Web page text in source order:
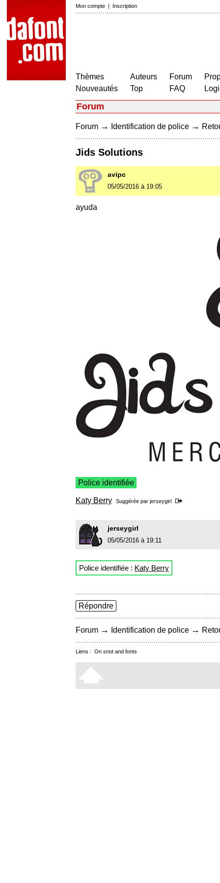
Mon compte | Inscription
Thèmes
Nouveautés
Auteurs
Top
Forum
FAQ
Forum
Forum → Identification de police →
Jids Solutions
avipc
05/05/2016 à 19:05
ayuda
Police identifiée
Katy Berry Suggérée par jerseygirl
jerseygirl
05/05/2016 à 19:11
Police identifiée : Katy Berry
Répondre
Forum → Identification de police →
Liens : On snot and fonts